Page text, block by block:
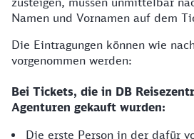
Namen und Vornamen auf dem
Die Eintragungen können wie
vorgenommen werden:
Bei Tickets, die in DB
Agenturen gekauft wurden:
Die erste Person in der dafür